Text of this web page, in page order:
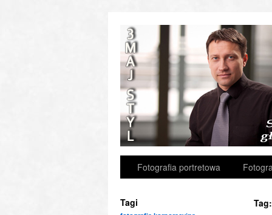
Fotografia portretowa
Tagi